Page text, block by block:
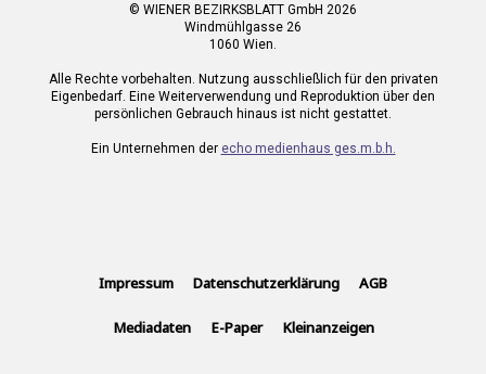
© WIENER BEZIRKSBLATT GmbH 2026
Windmühlgasse 26
1060 Wien.
Alle Rechte vorbehalten. Nutzung ausschließlich für den privaten
Eigenbedarf. Eine Weiterverwendung und Reproduktion über den
persönlichen Gebrauch hinaus ist nicht gestattet.
Ein Unternehmen der echo medienhaus ges.m.b.h.
Impressum Datenschutzerklärung AGB
Mediadaten E-Paper Kleinanzeigen